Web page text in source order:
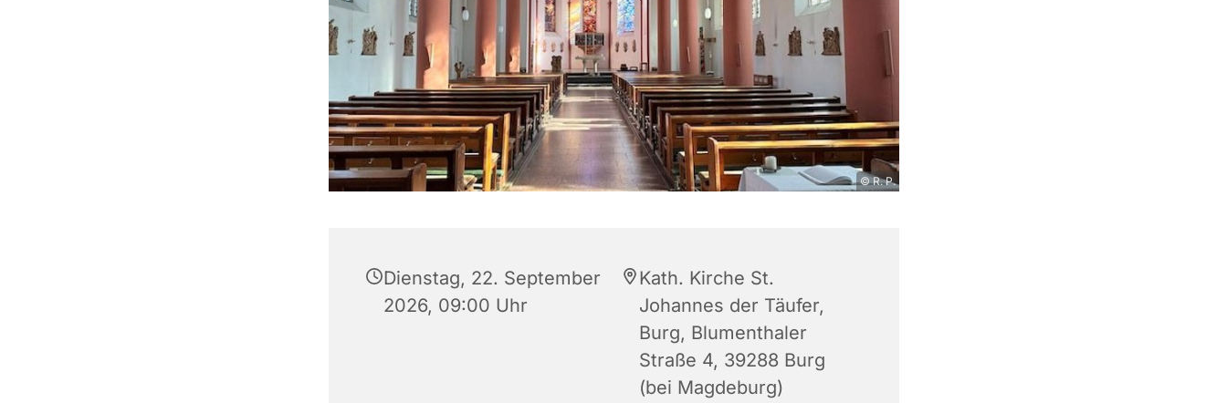
© R. P.
Dienstag, 22. September
2026, 09:00 Uhr
Kath. Kirche St.
Johannes der Täufer,
Burg, Blumenthaler
Straße 4, 39288 Burg
(bei Magdeburg)